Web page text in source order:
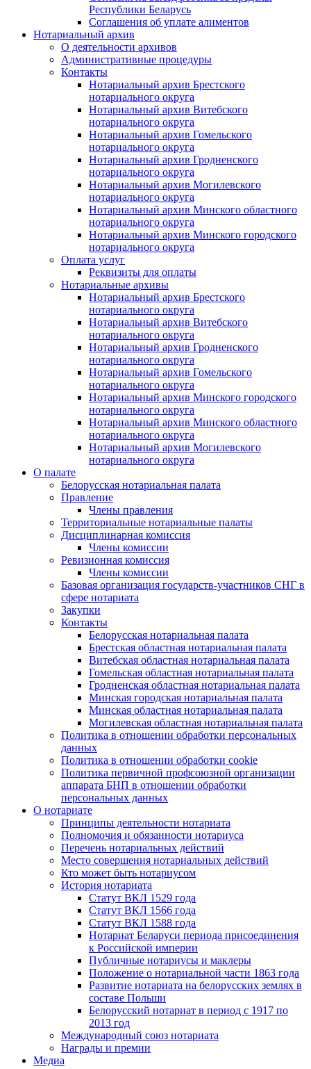
Республики Беларусь
Соглашения об уплате алиментов
Нотариальный архив
О деятельности архивов
Административные процедуры
Контакты
Нотариальный архив Брестского
нотариального округа
Нотариальный архив Витебского
нотариального округа
Нотариальный архив Гомельского
нотариального округа
Нотариальный архив Гродненского
нотариального округа
Нотариальный архив Могилевского
нотариального округа
Нотариальный архив Минского областного
нотариального округа
Нотариальный архив Минского городского
нотариального округа
Оплата услуг
Реквизиты для оплаты
Нотариальные архивы
Нотариальный архив Брестского
нотариального округа
Нотариальный архив Витебского
нотариального округа
Нотариальный архив Гродненского
нотариального округа
Нотариальный архив Гомельского
нотариального округа
Нотариальный архив Минского городского
нотариального округа
Нотариальный архив Минского областного
нотариального округа
Нотариальный архив Могилевского
нотариального округа
О палате
Белорусская нотариальная палата
Правление
Члены правления
Территориальные нотариальные палаты
Дисциплинарная комиссия
Члены комиссии
Ревизионная комиссия
Члены комиссии
Базовая организация государств-участников СНГ в
сфере нотариата
Закупки
Контакты
Белорусская нотариальная палата
Брестская областная нотариальная палата
Витебская областная нотариальная палата
Гомельская областная нотариальная палата
Гродненская областная нотариальная палата
Минская городская нотариальная палата
Минская областная нотариальная палата
Могилевская областная нотариальная палата
Политика в отношении обработки персональных
данных
Политика в отношении обработки cookie
Политика первичной профсоюзной организации
аппарата БНП в отношении обработки
персональных данных
О нотариате
Принципы деятельности нотариата
Полномочия и обязанности нотариуса
Перечень нотариальных действий
Место совершения нотариальных действий
Кто может быть нотариусом
История нотариата
Статут ВКЛ 1529 года
Статут ВКЛ 1566 года
Статут ВКЛ 1588 года
Нотариат Беларуси периода присоединения
к Российской империи
Публичные нотариусы и маклеры
Положение о нотариальной части 1863 года
Развитие нотариата на белорусских землях в
составе Польши
Белорусский нотариат в период с 1917 по
2013 год
Международный союз нотариата
Награды и премии
Медиа